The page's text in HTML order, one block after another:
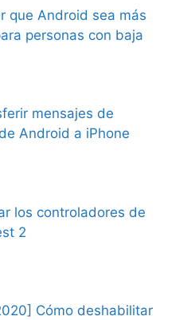
que Android sea más
personas con baja
mensajes de
Android a iPhone
los controladores de
2
Cómo deshabilitar